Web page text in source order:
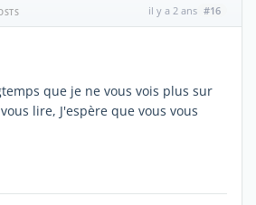
il y a 2 ans #16
que je ne vous vois plus sur
lire, J'espère que vous vous